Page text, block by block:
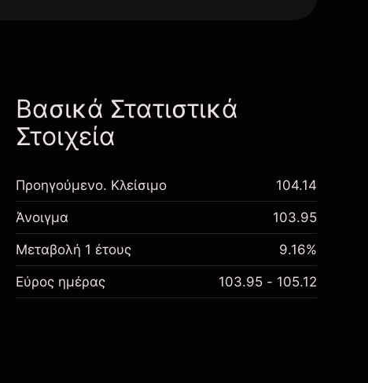
Βασικά Στατιστικά
Στοιχεία
Προηγούμενο. Κλείσιμο 104.14
Άνοιγμα 103.95
Μεταβολή 1 έτους 9.16%
Εύρος ημέρας 103.95 - 105.12